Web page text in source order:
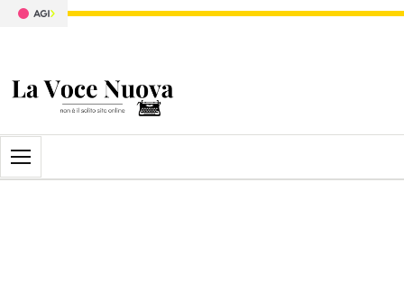
Apri il menu